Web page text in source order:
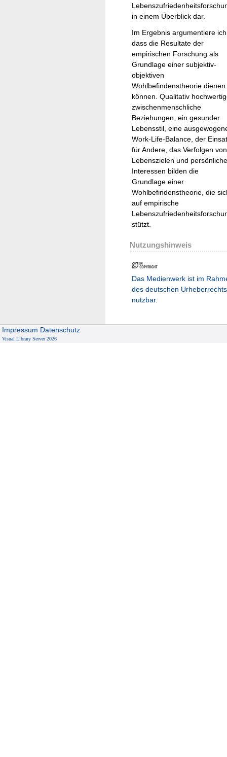
in einem Überblick dar.
Im Ergebnis argumentiere
dass die Resultate der
empirischen Forschung als
Grundlage einer subjektiv-
objektiven
Wohlbefindenstheorie dienen
können. Qualitativ
zwischenmenschliche
Beziehungen, ein gesunder
Lebensstil, eine
Work-Life-Balance, der
für Andere, das Verfolgen von
Lebenszielen und
Interessen bilden die
Grundlage einer
Wohlbefindenstheorie, die
auf empirische
stützt.
Nutzungshinweis
Das Medienwerk ist im
des deutschen Urheberrechts
nutzbar.
Impressum Datenschutz
Visual Library Server 2026